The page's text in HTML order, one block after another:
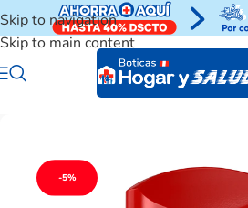
Skip to navigation
Skip to main content
-5%